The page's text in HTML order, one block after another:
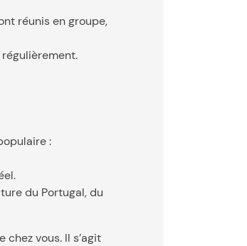
réunis en groupe,
:
du Portugal, du
vous. Il s’agit